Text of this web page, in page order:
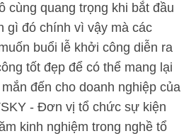
cùng quang trọng khi bắt đầu
gì đó chính vì vậy mà các
buổi lễ khởi công diễn ra
tốt đẹp để có thể mang lại
đến cho doanh nghiệp của
- Đơn vị tổ chức sự kiện
kinh nghiệm trong nghề tổ